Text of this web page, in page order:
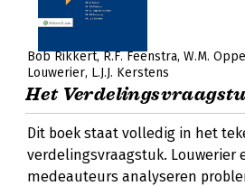
Bob Rikkert R.F. Feenstra W.M.
Louwerier L.J.J. Kerstens
Het
Dit boek staat volledig in het
verdelingsvraagstuk. Louwerier
medeauteurs analyseren